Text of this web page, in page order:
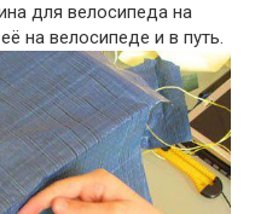
для велосипеда на
на велосипеде и в путь.